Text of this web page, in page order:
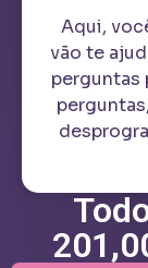
Aqui,
vão te
perguntas